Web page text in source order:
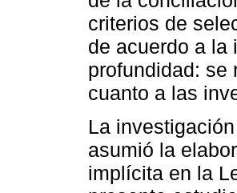
criterios de
de acuerdo a la
profundidad: se
cuanto a las
La
asumió la
implícita en la